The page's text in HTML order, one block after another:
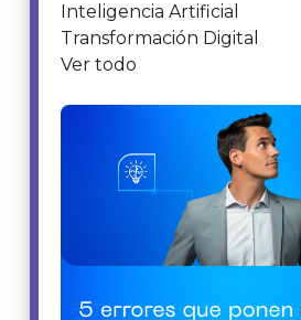
Inteligencia Artificial
Transformación Digital
Ver todo